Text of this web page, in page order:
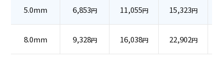
5.0mm 6,853円 11,055円 15,323円
8.0mm 9,328円 16,038円 22,902円